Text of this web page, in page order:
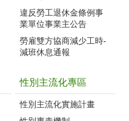
違反勞工退休金條例事
業單位事業主公告
勞雇雙方協商減少工時-
減班休息通報
性別主流化專區
性別主流化實施計畫